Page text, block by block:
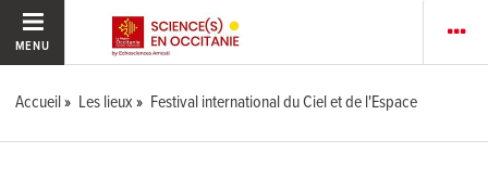
MENU
Accueil Les lieux Festival international du Ciel et de l'Espace